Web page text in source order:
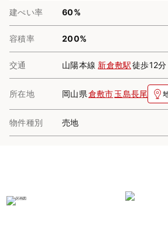
建ぺい率 60%
容積率 200%
交通 山陽本線 新倉敷駅徒歩12分
所在地 岡山県倉敷市玉島長尾
物件種別 売地